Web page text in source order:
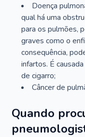
Doença
qual há uma
para os pulmões,
graves como o
consequência,
infartos. É
de cigarro;
Câncer de
Quando